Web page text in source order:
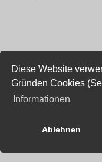
Diese Website
Gründen Cookies
Informationen
Ablehnen